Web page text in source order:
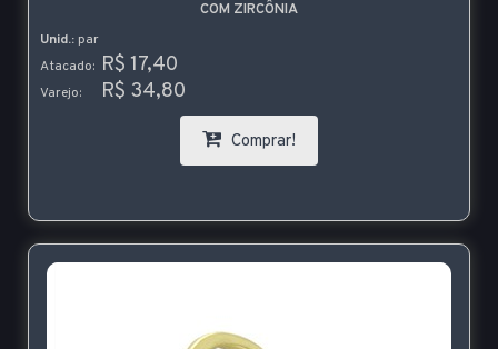
COM ZIRCÔNIA
Unid.: par
Atacado: R$ 17,40
Varejo: R$ 34,80
Comprar!